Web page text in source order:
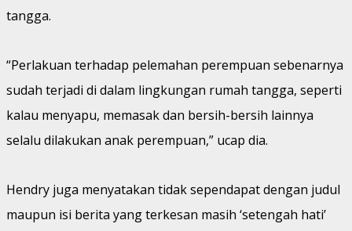
tangga.
“Perlakuan terhadap pelemahan perempuan sebenarnya
sudah terjadi di dalam lingkungan rumah tangga, seperti
kalau menyapu, memasak dan bersih-bersih lainnya
selalu dilakukan anak perempuan,” ucap dia.
Hendry juga menyatakan tidak sependapat dengan judul
maupun isi berita yang terkesan masih ‘setengah hati’